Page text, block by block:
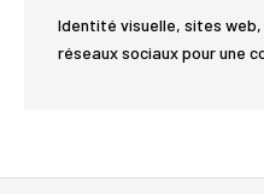
Identité visuelle, sites
réseaux sociaux pour une